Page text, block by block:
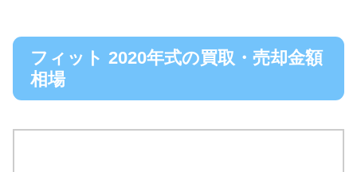
フィット 2020年式の買取・売却金額
相場